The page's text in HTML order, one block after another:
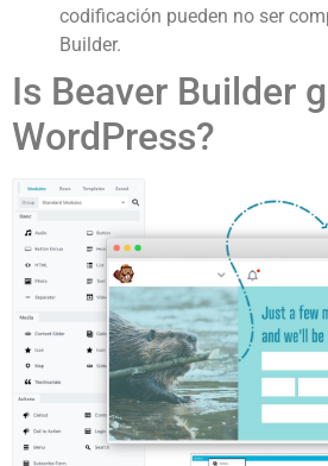
codificación pueden no ser
Builder.
Is Beaver Builder
WordPress?